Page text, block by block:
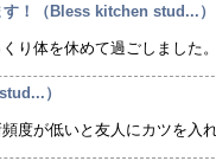
！（Bless kitchen stud...）
り体を休めて過ごしました
）
度が低いと友人にカツを入